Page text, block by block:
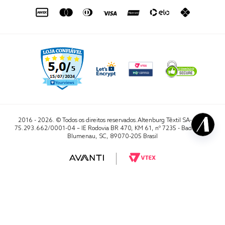
sac@altenburg.com.br
2016 - 2026. © Todos os direitos reservados.Altenburg Têxtil SA- CNPJ
75.293.662/0001-04 – IE Rodovia BR 470, KM 61, nº 7235 - Badenfurt,
Blumenau, SC, 89070-205 Brasil